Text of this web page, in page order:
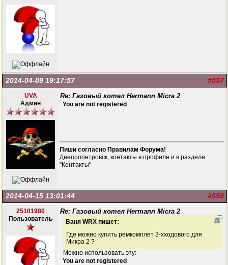
#557
2014-04-09 19:17:57
UVA
Админ
Re: Газовый котел Hermann Micra 2
You are not registered
Пиши согласно Правилам Форума!
Днепропетровск, контакты в профиле и в разделе
"Контакты"
#558
2014-04-15 13:01:44
25101980
Пользователь
Re: Газовый котел Hermann Micra 2
Ваня WRX пишет:
Где можно купить ремкомплет 3-хходового для
Микра 2 ?
Можно использовать эту:
You are not registered